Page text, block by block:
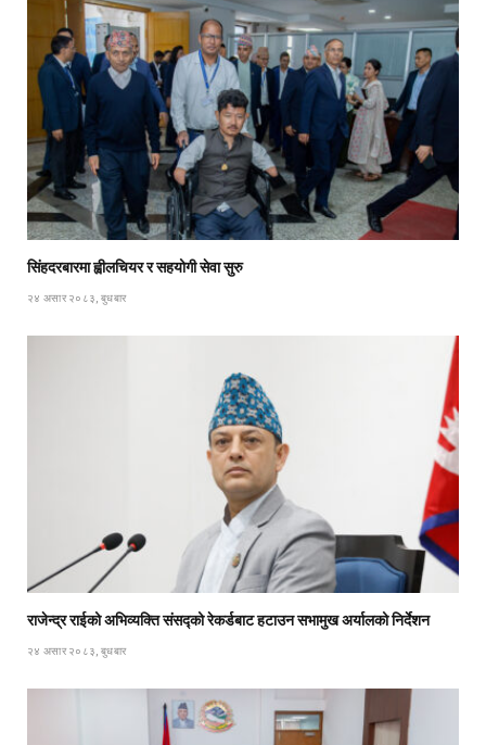
सिंहदरबारमा ह्वीलचियर र सहयोगी सेवा सुरु
२४ असार २०८३, बुधबार
राजेन्द्र राईको अभिव्यक्ति संसद्को रेकर्डबाट हटाउन सभामुख अर्यालको निर्देशन
२४ असार २०८३, बुधबार